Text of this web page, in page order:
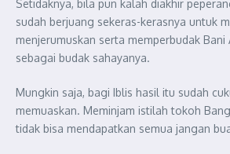
Setidaknya, bila pun kalah diakhir
sudah berjuang sekeras-kerasnya untuk
menjerumuskan serta memperbudak Bani
sebagai budak sahayanya.
Mungkin saja, bagi Iblis hasil itu sudah
memuaskan. Meminjam istilah tokoh
tidak bisa mendapatkan semua jangan